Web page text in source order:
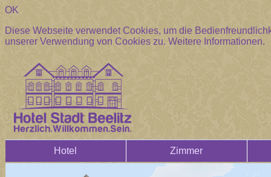
OK
Diese Webseite verwendet Cookies, um die
unserer Verwendung von Cookies zu.Weitere Informationen.
Hotel Zimmer